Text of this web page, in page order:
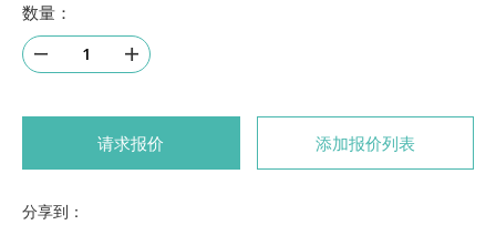
分享到：
数量：
请求报价 添加报价列表